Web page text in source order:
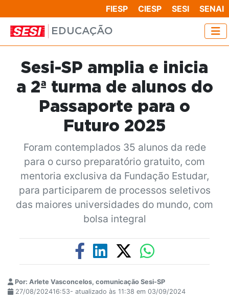
FIESP CIESP SESI SENAI
EDUCAÇÃO
Sesi-SP amplia e inicia
a 2ª turma de alunos do
Passaporte para o
Futuro 2025
Foram contemplados 35 alunos da rede
para o curso preparatório gratuito, com
mentoria exclusiva da Fundação Estudar,
para participarem de processos seletivos
das maiores universidades do mundo, com
bolsa integral
Por: Arlete Vasconcelos, comunicação Sesi-SP
27/08/202416:53- atualizado às 11:38 em 03/09/2024